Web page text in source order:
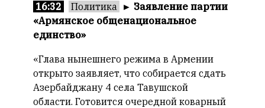
16:32 Политика ► Заявление партии
«Армянское общенациональное
единство»
«Глава нынешнего режима в Армении
открыто заявляет, что собирается сдать
Азербайджану 4 села Тавушской
области. Готовится очередной коварный